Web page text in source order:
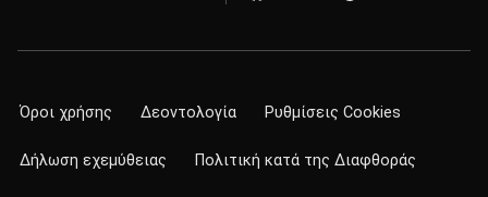
Όροι χρήσης Δεοντολογία Ρυθμίσεις Cookies
Δήλωση εχεμύθειας Πολιτική κατά της Διαφθοράς